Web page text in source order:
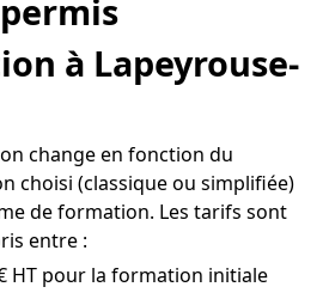
à Lapeyrouse-
change en fonction du
choisi (classique ou simplifiée)
de formation. Les tarifs sont
entre :
HT pour la formation initiale